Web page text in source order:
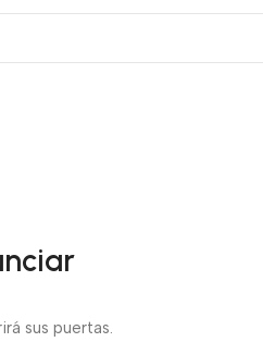
sus puertas.